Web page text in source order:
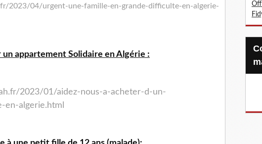
2023/04/urgent-une-famille-en-grande-difficulte-en-algerie-
appartement Solidaire en Algérie :
2023/01/aidez-nous-a-acheter-d-un-
en-algerie.html
Confiez-nous votre Zakat-al-